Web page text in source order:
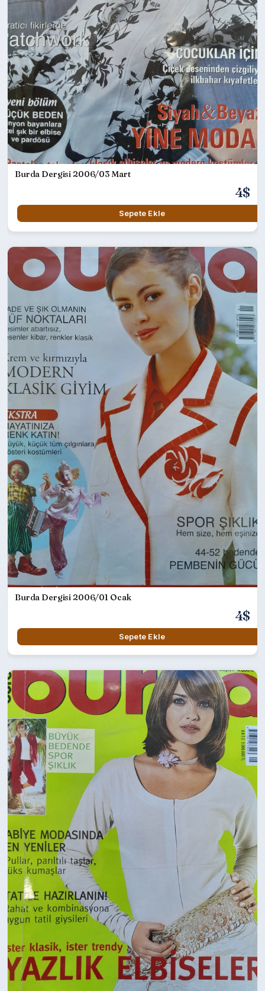
Burda Dergisi 2006/03 Mart
4$
Sepete Ekle
Burda Dergisi 2006/01 Ocak
4$
Sepete Ekle